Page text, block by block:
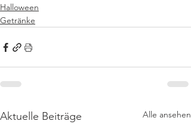
Halloween
Getränke
Aktuelle Beiträge Alle ansehen